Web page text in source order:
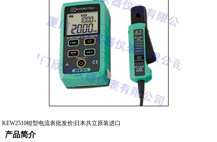
KEW2510钳型电流表批发价|日本共立原装进口
产品简介